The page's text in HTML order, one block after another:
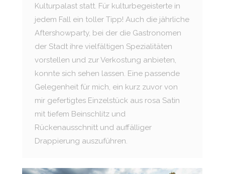
Kulturpalast statt. Für kulturbegeisterte in
jedem Fall ein toller Tipp! Auch die jährliche
Aftershowparty, bei der die Gastronomen
der Stadt ihre vielfältigen Spezialitäten
vorstellen und zur Verkostung anbieten,
konnte sich sehen lassen. Eine passende
Gelegenheit für mich, ein kurz zuvor von
mir gefertigtes Einzelstück aus rosa Satin
mit tiefem Beinschlitz und
Rückenausschnitt und auffälliger
Drappierung auszuführen.